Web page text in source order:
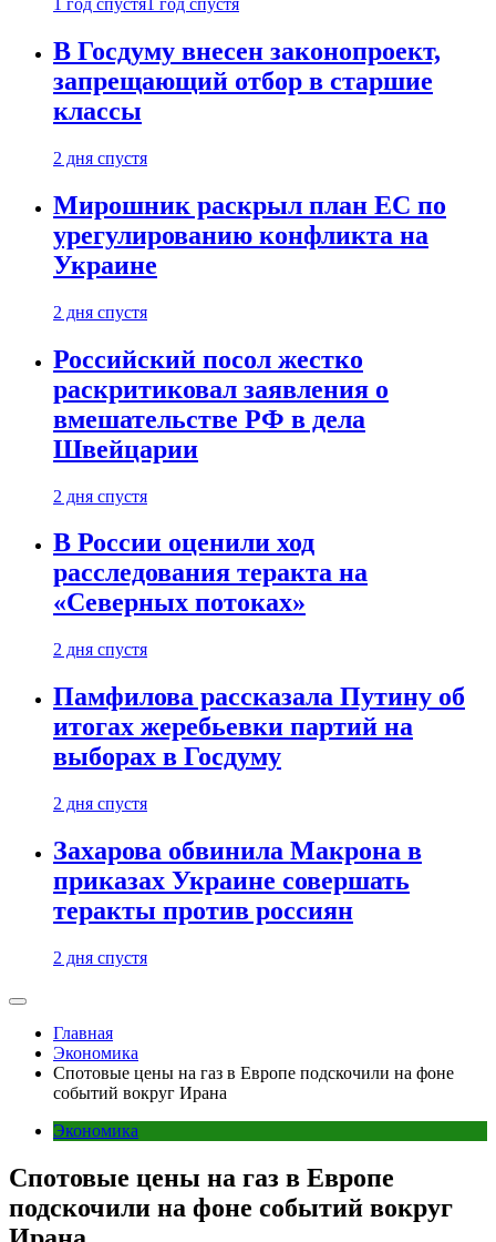
1 год спустя 1 год спустя
В Госдуму внесен законопроект,
запрещающий отбор в старшие
классы
2 дня спустя
Мирошник раскрыл план ЕС по
урегулированию конфликта на
Украине
2 дня спустя
Российский посол жестко
раскритиковал заявления о
вмешательстве РФ в дела
Швейцарии
2 дня спустя
В России оценили ход
расследования теракта на
«Северных потоках»
2 дня спустя
Памфилова рассказала Путину об
итогах жеребьевки партий на
выборах в Госдуму
2 дня спустя
Захарова обвинила Макрона в
приказах Украине совершать
теракты против россиян
2 дня спустя
Главная
Экономика
Спотовые цены на газ в Европе подскочили на фоне
событий вокруг Ирана
Экономика
Спотовые цены на газ в Европе
подскочили на фоне событий вокруг